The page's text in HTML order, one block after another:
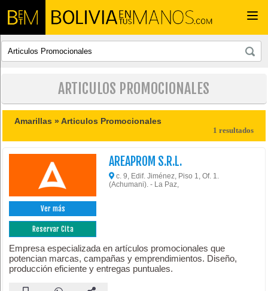
ARTICULOS PROMOCIONALES
Amarillas »Articulos Promocionales
1 resultados
Ver más
Reservar Cita
AREAPROM S.R.L.
c. 9, Edif. Jiménez, Piso 1, Of. 1.
(Achumani). - La Paz,
Empresa especializada en artículos promocionales que
potencian marcas, campañas y emprendimientos. Diseño,
producción eficiente y entregas puntuales.